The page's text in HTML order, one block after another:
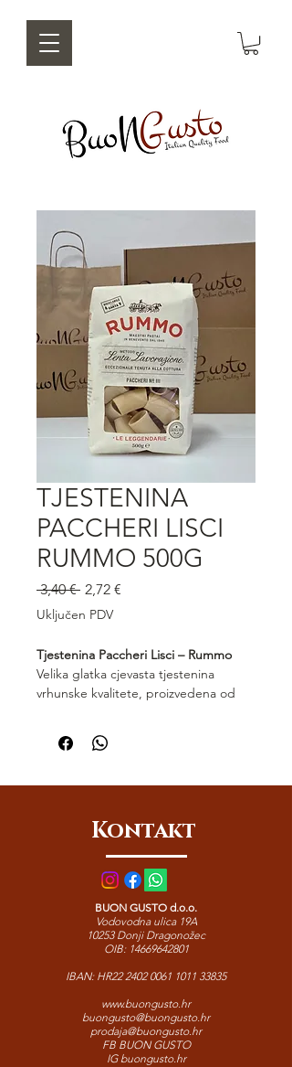
TJESTENINA
PACCHERI LISCI
RUMMO 500G
3,40 € Redovna
cijena
2,72 €
Uključen PDV
Tjestenina Paccheri Lisci – Rummo
Velika glatka cjevasta tjestenina
vrhunske kvalitete, proizvedena od
Rummo Lenta Lavorazione® metodi.
Paccheri Rummo zadržavaju savršenu
prianjanje bogatih i kremastih umaka.
mesne ragùe i punjene recepte iz
Kontakt
BUON GUSTO d.o.o.
Vodovodna ulica 19A
10253 Donji Dragonožec
OIB: 14669642801
IBAN: HR222402 0061 1011 33835
www.buongusto.hr
buongusto@buongusto.hr
prodaja@buongusto.hr
FB BUON GUSTO
IG buongusto.hr